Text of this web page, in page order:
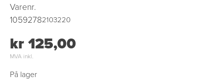
Varenr.
10592782103220
kr 125,00
MVA inkl.
På lager